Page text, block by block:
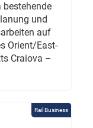
bestehende
und
auf
Orient/East-
Craiova –
Rail Business